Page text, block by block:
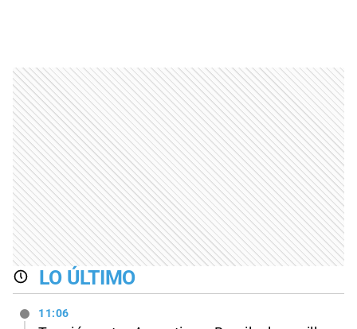
LO ÚLTIMO
11:06